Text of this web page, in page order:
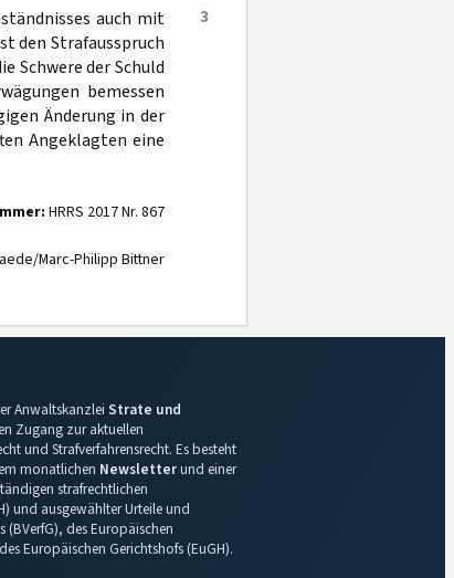
3
auch mit
den Strafausspruch
Schwere der Schuld
bemessen
Änderung in der
Angeklagten eine
HRRS 2017 Nr. 867
Marc-Philipp Bittner
Anwaltskanzlei Strate und
Zugang zur aktuellen
und Strafverfahrensrecht. Es besteht
monatlichen Newsletterund einer
strafrechtlichen
und ausgewählter Urteile und
(BVerfG), des Europäischen
Europäischen Gerichtshofs (EuGH).